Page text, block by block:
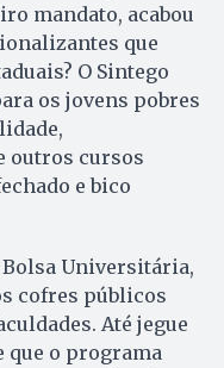
mandato, acabou
que
O Sintego
os jovens pobres
outros cursos
e bico
Universitária,
cofres públicos
Até jegue
que o programa